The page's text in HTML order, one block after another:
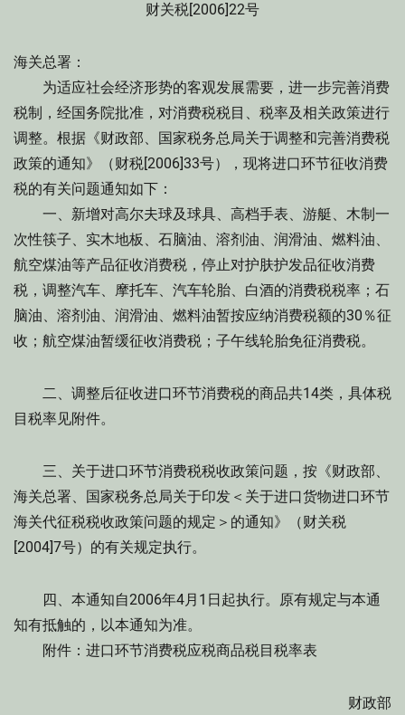
财关税[2006]22号
海关总署：
为适应社会经济形势的客观发展需要，进一步完善消费
税制，经国务院批准，对消费税税目、税率及相关政策进行
调整。根据《财政部、国家税务总局关于调整和完善消费税
政策的通知》（财税[2006]33号），现将进口环节征收消费
税的有关问题通知如下：
一、新增对高尔夫球及球具、高档手表、游艇、木制一
次性筷子、实木地板、石脑油、溶剂油、润滑油、燃料油、
航空煤油等产品征收消费税，停止对护肤护发品征收消费
税，调整汽车、摩托车、汽车轮胎、白酒的消费税税率；石
脑油、溶剂油、润滑油、燃料油暂按应纳消费税额的30％征
收；航空煤油暂缓征收消费税；子午线轮胎免征消费税。
二、调整后征收进口环节消费税的商品共14类，具体税
目税率见附件。
三、关于进口环节消费税税收政策问题，按《财政部、
海关总署、国家税务总局关于印发＜关于进口货物进口环节
海关代征税税收政策问题的规定＞的通知》（财关税
[2004]7号）的有关规定执行。
四、本通知自2006年4月1日起执行。原有规定与本通
知有抵触的，以本通知为准。
附件：进口环节消费税应税商品税目税率表
财政部